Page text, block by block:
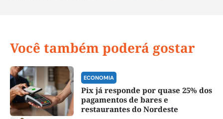
Você também poderá gostar
ECONOMIA
Pix já responde por quase 25% dos
pagamentos de bares e
restaurantes do Nordeste